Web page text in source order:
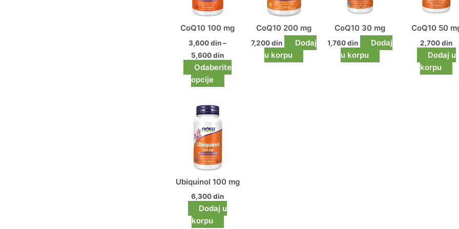
CoQ10 100 mg
3,600din –
5,600din
Odaberite
opcije
mogu
biti
izabrane
na
CoQ10 200 mg
7,200din
Dodaj
u korpu
CoQ10 30 mg
1,760din
Dodaj
u korpu
CoQ10 50
2,700din
Dodaj u
korpu
Ubiquinol 100 mg
6,300din
Dodaj u
korpu